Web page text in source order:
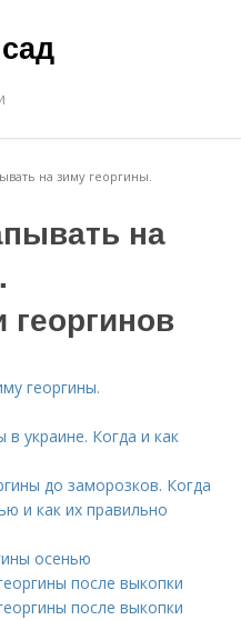
на зиму георгины.
на
георгины.
в украине. Когда и как
до заморозков. Когда
и как их правильно
осенью
после выкопки
после выкопки